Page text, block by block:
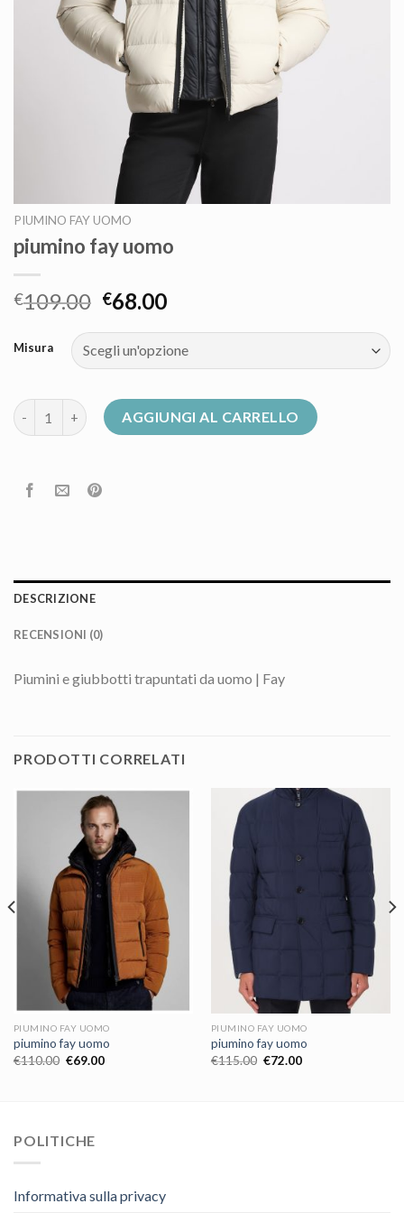
PIUMINO FAY UOMO
piumino fay uomo
€109.00 €68.00
Misura
piumino fay uomo quantitàAGGIUNGI AL CARRELLO
DESCRIZIONE
RECENSIONI (0)
Piumini e giubbotti trapuntati da uomo | Fay
PRODOTTI CORRELATI
PIUMINO FAY UOMO
piumino fay uomo
€110.00 €69.00
PIUMINO FAY UOMO
piumino fay uomo
€115.00 €72.00
POLITICHE
Informativa sulla privacy